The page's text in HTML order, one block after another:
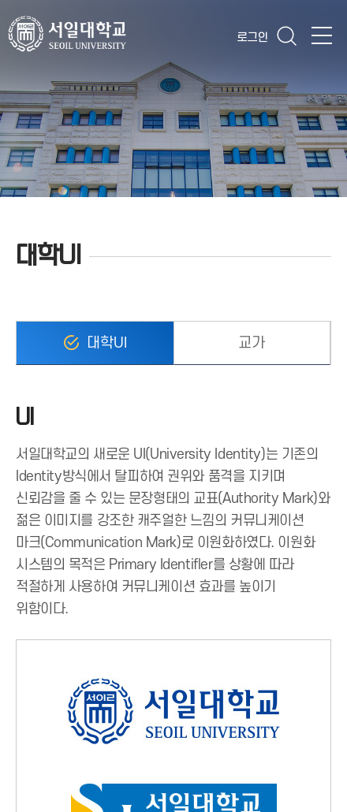
로그인
대학UI
대학UI 교가
UI
서일대학교의 새로운 UI(University Identity)는 기존의
Identity방식에서 탈피하여 권위와 품격을 지키며
신뢰감을 줄 수 있는 문장형태의 교표(Authority Mark)와
젊은 이미지를 강조한 캐주얼한 느낌의 커뮤니케이션
마크(Communication Mark)로 이원화하였다. 이원화
시스템의 목적은 Primary Identifler를 상황에 따라
적절하게 사용하여 커뮤니케이션 효과를 높이기
위함이다.